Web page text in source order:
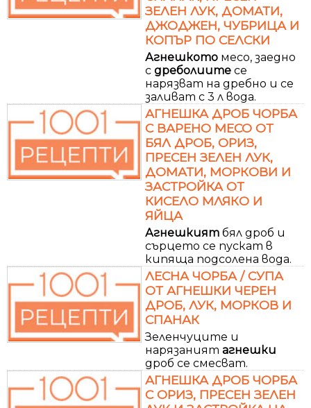
ЗЕЛЕН ЛУК, ДОМАТИ,
ДЖОДЖЕН, ЧУБРИЦА И
КОПЪР ПО СЕЛСКИ
Агнешкото месо, заедно
с дреболиите се
нарязват на дребно и се
заливат с 3 л вода.
АГНЕШКА ДРОБ ЧОРБА
С ВАРЕНО МЕСО ОТ
БЯЛ ДРОБ, ОРИЗ,
ПРЕСЕН ЗЕЛЕН ЛУК,
ДОМАТИ, МОРКОВИ И
ЗАСТРОЙКА ОТ
КИСЕЛО МЛЯКО И
ЯЙЦА
Агнешкият бял дроб и
сърцето се пускат в
кипяща подсолена вода.
ЛЕСНА ЧОРБА / СУПА
ОТ АГНЕШКИ ЧЕРЕН
ДРОБ, ЛУК, МОРКОВ И
СПАНАК
Зеленчуците и
нарязаният агнешки
дроб се смесват.
АГНЕШКА ДРОБ ЧОРБА
С ОРИЗ, ПРЕСЕН ЗЕЛЕН